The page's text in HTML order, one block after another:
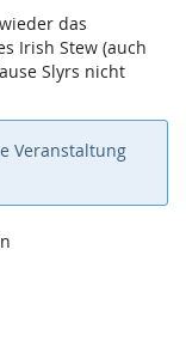
das
Irish Stew (auch
Slyrs nicht
Veranstaltung